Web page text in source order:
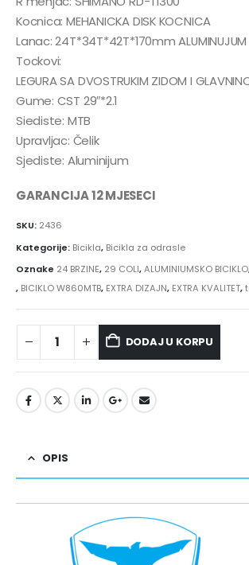
Kocnica: MEHANICKA DISK KOCNICA
Lanac: 24T*34T*42T*170mm ALUMINUJUM
Tockovi:
LEGURA SA DVOSTRUKIM ZIDOM I
Gume: CST 29″*2.1
Siediste: MTB
Upravljac: Čelik
Sjediste: Aluminijum
GARANCIJA 12 MJESECI
SKU: 2436
Kategorije: Bicikla, Bicikla za odrasle
Oznake 24 BRZINE, 29 COLI,ALUMINIUMSKO BICIKLO
, BICIKLO W860MTB, EXTRA DIZAJN, EXTRA KVALITET,
DODAJ U KORPU
OPIS